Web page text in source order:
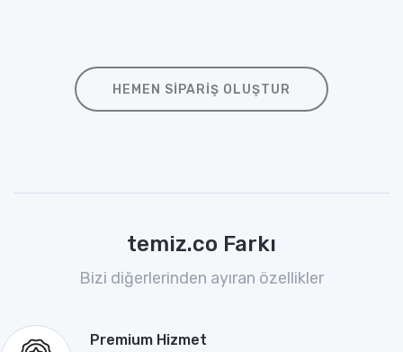
HEMEN SIPARIŞ OLUŞTUR
temiz.co Farkı
Bizi diğerlerinden ayıran özellikler
Premium Hizmet